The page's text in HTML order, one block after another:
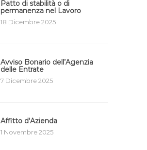
Patto di stabilità o di
permanenza nel Lavoro
18 Dicembre 2025
Avviso Bonario dell’Agenzia
delle Entrate
7 Dicembre 2025
Affitto d’Azienda
1 Novembre 2025